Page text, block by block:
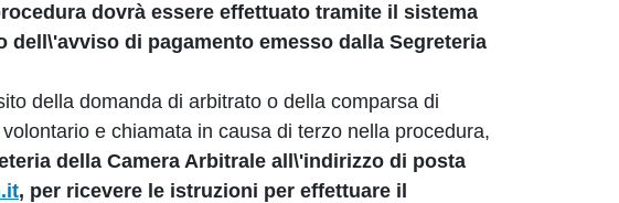
dovrà essere effettuato tramite il sistema
dell\'avviso di pagamento emesso dalla Segreteria
della domanda di arbitrato o della comparsa di
e chiamata in causa di terzo nella procedura,
della Camera Arbitrale all\'indirizzo di posta
, per ricevere le istruzioni per effettuare il